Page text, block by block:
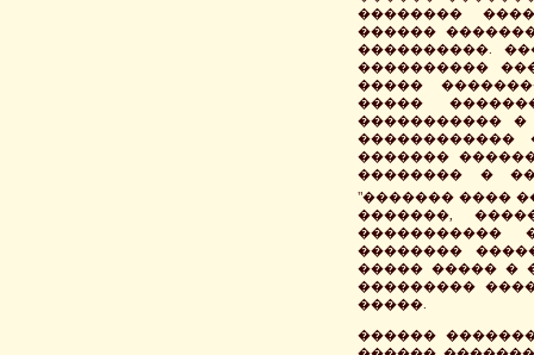
��������
������
����������.
����������
�����
�����
����������� �
�������
�������� �
"������� ����
�������,
�����������
��������
����� ����� �
���������
�����.
������
������